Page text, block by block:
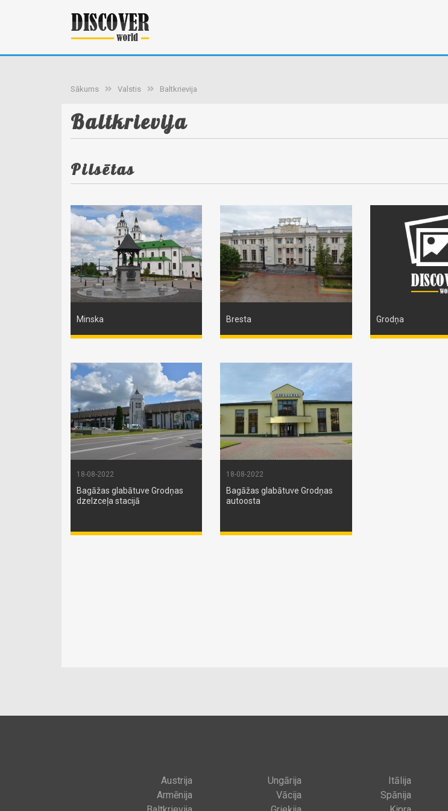
Sākums Valstis Baltkrievija
Baltkrievija
Pilsētas
Minska Bresta Grodņa
18-08-2022
Bagāžas glabātuve Grodņas
dzelzceļa stacijā
18-08-2022
Bagāžas glabātuve Grodņas
autoosta
Austrija
Armēnija
Ungārija
Vācija
Itālija
Spānija